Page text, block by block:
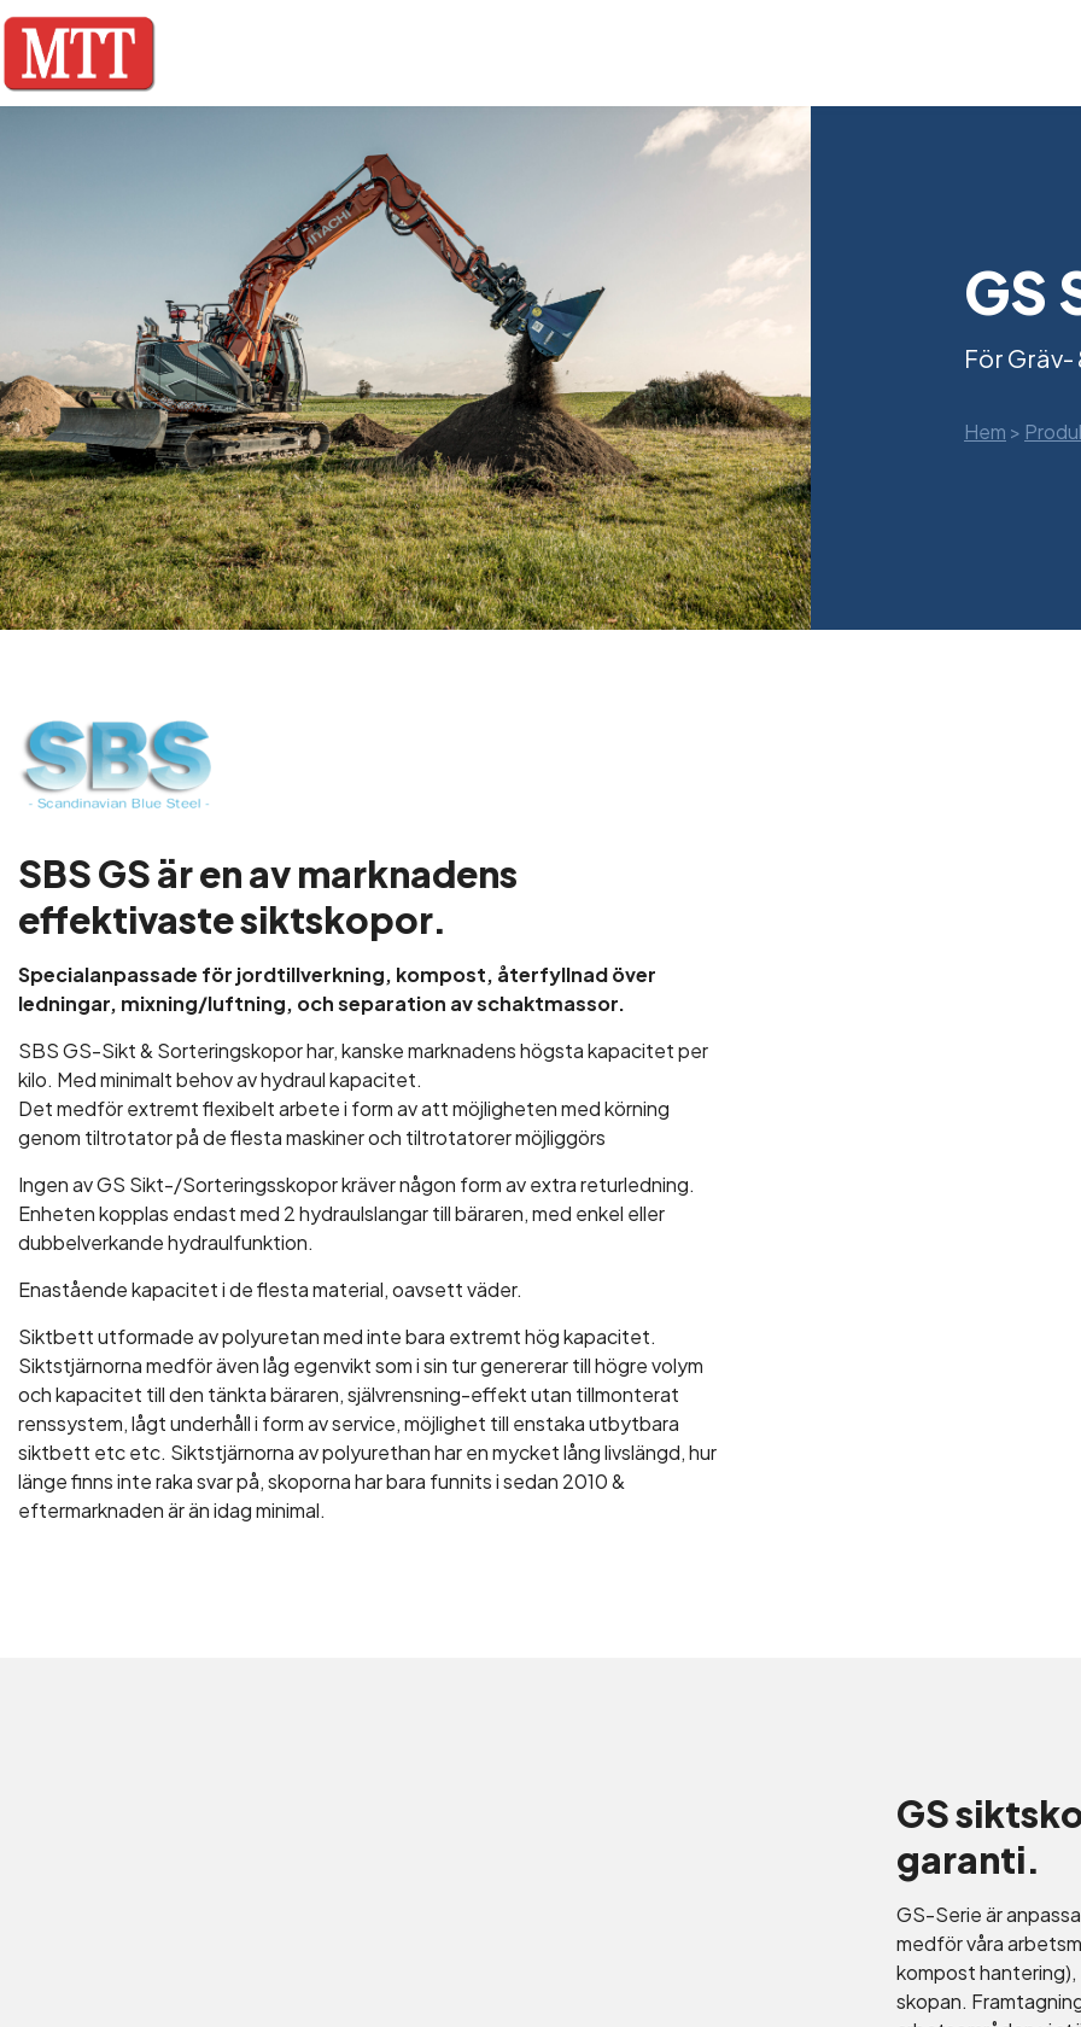
GS
För
Hem >
SBS GS är en av marknadens
effektivaste siktskopor.
Specialanpassade för jordtillverkning, kompost, återfyllnad över
ledningar, mixning/luftning, och separation av schaktmassor.
SBS GS-Sikt & Sorteringskopor har, kanske marknadens högsta kapacitet per
kilo. Med minimalt behov av hydraul kapacitet.
Det medför extremt flexibelt arbete i form av att möjligheten med körning
genom tiltrotator på de flesta maskiner och tiltrotatorer möjliggörs
Ingen av GS Sikt-/Sorteringsskopor kräver någon form av extra returledning.
Enheten kopplas endast med 2 hydraulslangar till bäraren, med enkel eller
dubbelverkande hydraulfunktion.
Enastående kapacitet i de flesta material, oavsett väder.
Siktbett utformade av polyuretan med inte bara extremt hög kapacitet.
Siktstjärnorna medför även låg egenvikt som i sin tur genererar till högre volym
och kapacitet till den tänkta bäraren, självrensning-effekt utan tillmonterat
renssystem, lågt underhåll i form av service, möjlighet till enstaka utbytbara
siktbett etc etc. Siktstjärnorna av polyurethan har en mycket lång livslängd, hur
länge finns inte raka svar på, skoporna har bara funnits i sedan 2010 &
eftermarknaden är än idag minimal.
GS
garanti.
GS-Serie är
medför våra
kompost
skopan.